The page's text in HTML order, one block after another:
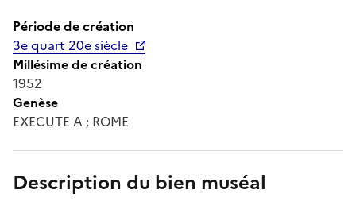
Période de création
3e quart 20e siècle
Millésime de création
1952
Genèse
EXECUTE A ; ROME
Description du bien muséal